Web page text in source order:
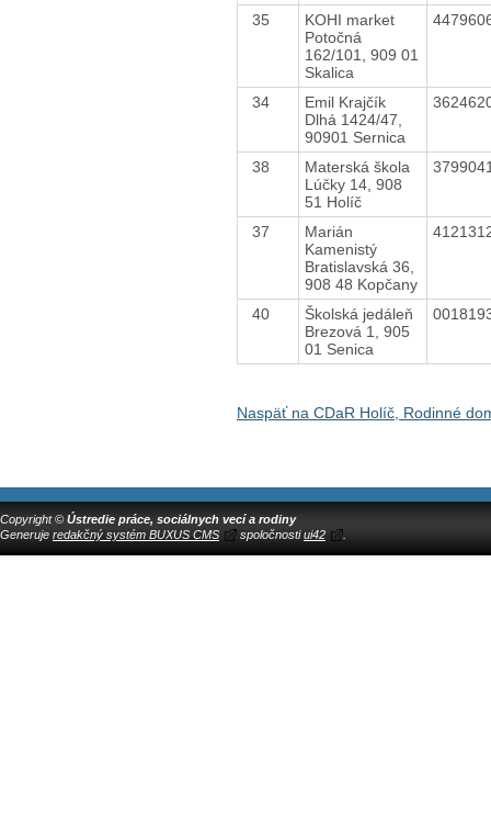
35
KOHI market
Potočná
162/101, 909 01
Skalica
34
Emil Krajčík
Dlhá 1424/47,
90901 Sernica
38
Materská škola
Lúčky 14, 908
51 Holíč
37
Marián
Kamenistý
Bratislavská 36,
908 48 Kopčany
40
Školská jedáleň
Brezová 1, 905
01 Senica
Naspäť na CDaR Holíč, Rodinné
Copyright © Ústredie práce, sociálnych vecí a rodiny
Generuje redakčný systém BUXUS CMS spoločnostiui42